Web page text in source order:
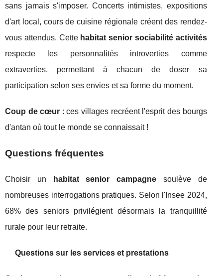
sans jamais s'imposer. Concerts intimistes, expositions
d'art local, cours de cuisine régionale créent des rendez-
vous attendus. Cette habitat senior sociabilité activités
respecte les personnalités introverties comme
extraverties, permettant à chacun de doser sa
participation selon ses envies et sa forme du moment.
Coup de cœur : ces villages recréent l'esprit des bourgs
d'antan où tout le monde se connaissait !
Questions fréquentes
Choisir un habitat senior campagne soulève de
nombreuses interrogations pratiques. Selon l'Insee 2024,
68% des seniors privilégient désormais la tranquillité
rurale pour leur retraite.
Questions sur les services et prestations